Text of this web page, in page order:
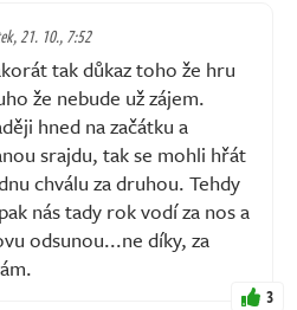
21. 10., 7:52
tak důkaz toho že hru
že nebude už zájem.
hned na začátku a
srajdu, tak se mohli hřát
chválu za druhou. Tehdy
nás tady rok vodí za nos a
odsunou...ne díky, za
3